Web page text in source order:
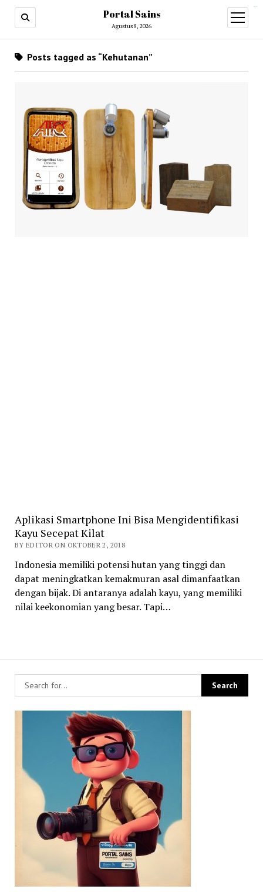
Portal Sains
Agustus 8, 2026
open
menu
Posts tagged as “Kehutanan”
Aplikasi Smartphone Ini Bisa Mengidentifikasi
Kayu Secepat Kilat
BY EDITOR ON OKTOBER 2, 2018
Indonesia memiliki potensi hutan yang tinggi dan
dapat meningkatkan kemakmuran asal dimanfaatkan
dengan bijak. Di antaranya adalah kayu, yang memiliki
nilai keekonomian yang besar. Tapi…